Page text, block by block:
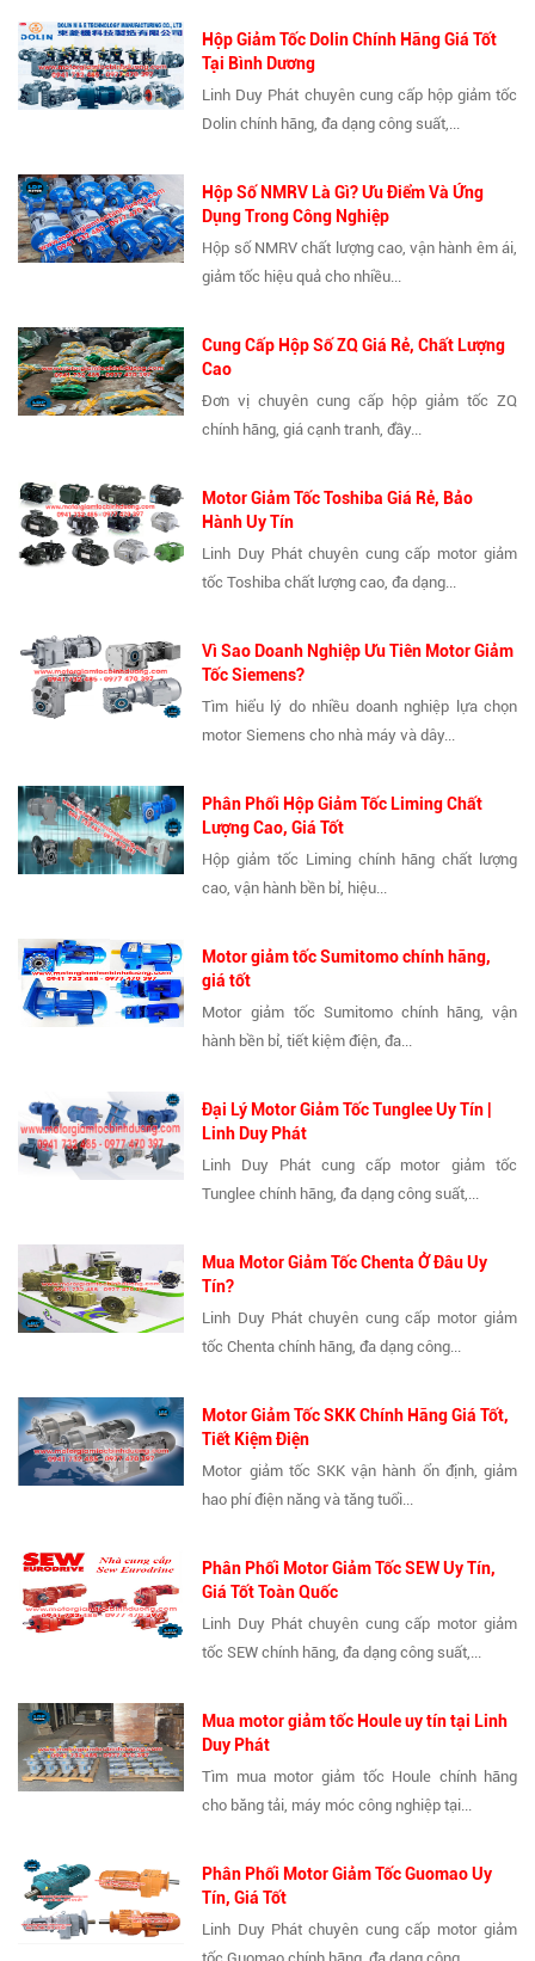
Hộp Giảm Tốc Dolin Chính Hãng Giá Tốt
Tại Bình Dương
Linh Duy Phát chuyên cung cấp hộp giảm tốc
Dolin chính hãng, đa dạng công suất,...
Hộp Số NMRV Là Gì? Ưu Điểm Và Ứng
Dụng Trong Công Nghiệp
Hộp số NMRV chất lượng cao, vận hành êm ái,
giảm tốc hiệu quả cho nhiều...
Cung Cấp Hộp Số ZQ Giá Rẻ, Chất Lượng
Cao
Đơn vị chuyên cung cấp hộp giảm tốc ZQ
chính hãng, giá cạnh tranh, đầy...
Motor Giảm Tốc Toshiba Giá Rẻ, Bảo
Hành Uy Tín
Linh Duy Phát chuyên cung cấp motor giảm
tốc Toshiba chất lượng cao, đa dạng...
Vì Sao Doanh Nghiệp Ưu Tiên Motor Giảm
Tốc Siemens?
Tìm hiểu lý do nhiều doanh nghiệp lựa chọn
motor Siemens cho nhà máy và dây...
Phân Phối Hộp Giảm Tốc Liming Chất
Lượng Cao, Giá Tốt
Hộp giảm tốc Liming chính hãng chất lượng
cao, vận hành bền bỉ, hiệu...
Motor giảm tốc Sumitomo chính hãng,
giá tốt
Motor giảm tốc Sumitomo chính hãng, vận
hành bền bỉ, tiết kiệm điện, đa...
Đại Lý Motor Giảm Tốc Tunglee Uy Tín |
Linh Duy Phát
Linh Duy Phát cung cấp motor giảm tốc
Tunglee chính hãng, đa dạng công suất,...
Mua Motor Giảm Tốc Chenta Ở Đâu Uy
Tín?
Linh Duy Phát chuyên cung cấp motor giảm
tốc Chenta chính hãng, đa dạng công...
Motor Giảm Tốc SKK Chính Hãng Giá Tốt,
Tiết Kiệm Điện
Motor giảm tốc SKK vận hành ổn định, giảm
hao phí điện năng và tăng tuổi...
Phân Phối Motor Giảm Tốc SEW Uy Tín,
Giá Tốt Toàn Quốc
Linh Duy Phát chuyên cung cấp motor giảm
tốc SEW chính hãng, đa dạng công suất,...
Mua motor giảm tốc Houle uy tín tại Linh
Duy Phát
Tìm mua motor giảm tốc Houle chính hãng
cho băng tải, máy móc công nghiệp tại...
Phân Phối Motor Giảm Tốc Guomao Uy
Tín, Giá Tốt
Linh Duy Phát chuyên cung cấp motor giảm